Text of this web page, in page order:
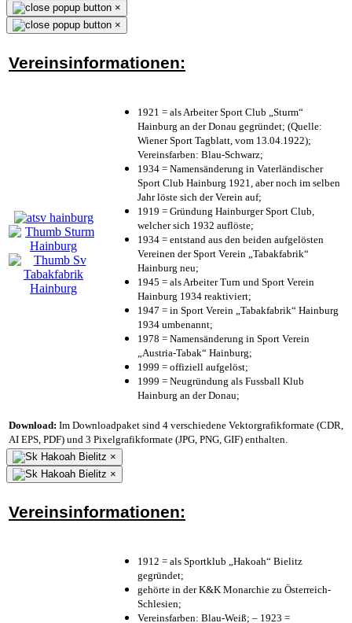
×
×
Vereinsinformationen:
1921 = als Arbeiter Sport Club „Sturm“
Hainburg an der Donau gegründet; (Quelle:
Wiener Sport Tagblatt, vom 13.04.1922);
Vereinsfarben: Blau-Schwarz;
1934 = Namensänderung in Vaterländischer
Sport Club Hainburg 1921, aber noch im selben
Jahr löste sich der Verein auf;
1919 = Gründung Hainburger Sport Club,
welcher sich 1932 auflöste;
1934 = entstand aus den beiden aufgelösten
Vereinen der Sport Verein „Tabakfabrik“
Hainburg neu;
1945 = als Arbeiter Turn und Sport Verein
Hainburg 1934 reaktiviert;
1947 = in Sport Verein „Tabakfabrik“ Hainburg
1934 umbenannt;
1978 = Namensänderung in Sport Verein
„Austria-Tabak“ Hainburg;
1999 = offiziell aufgelöst;
1999 = Neugründung als Fussball Klub
Hainburg an der Donau;
Download: Im Downloadpaket sind 4 verschiedene Vektorgrafikformate (CDR,
AI EPS, PDF) und 3 Pixelgrafikformate (JPG, PNG, GIF) enthalten.
×
×
Vereinsinformationen:
1912 = als Sportklub „Hakoah“ Bielitz
gegründet;
gehörte in der K&K Monarchie zu Österreich-
Schlesien;
Vereinsfarben: Blau-Weiß; – 1923 =